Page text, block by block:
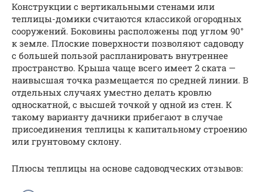
Конструкции с вертикальными стенами или
теплицы-домики считаются классикой огородных
сооружений. Боковины расположены под углом 90°
к земле. Плоские поверхности позволяют садоводу
с большей пользой распланировать внутреннее
пространство. Крыша чаще всего имеет 2 ската —
наивысшая точка размещается по средней линии. В
отдельных случаях уместно делать кровлю
односкатной, с высшей точкой у одной из стен. К
такому варианту дачники прибегают в случае
присоединения теплицы к капитальному строению
или грунтовому склону.
Плюсы теплицы на основе садоводческих отзывов: